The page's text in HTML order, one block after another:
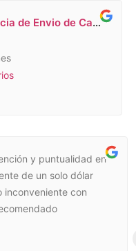
Un Solo Dolar- Agencia de Envio de Carga a Venezuela en Miami
y puntualidad en
de un solo dólar
inconveniente con